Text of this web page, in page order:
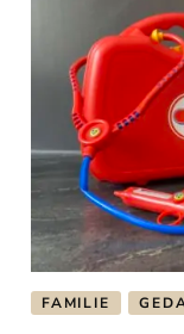
FAMILIE